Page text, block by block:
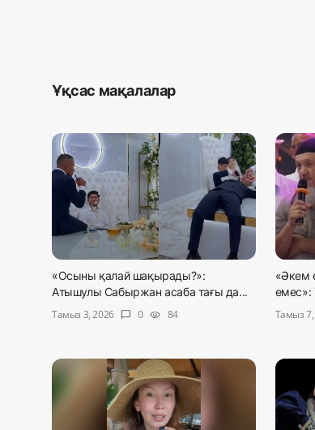
Ұқсас мақалалар
«Осыны қалай шақырады?»:
Атышулы Сабыржан асаба тағы да...
Тамыз 3, 2026
chat_bubble 0 visibility 84
«Әкем
емес»:
Тамыз